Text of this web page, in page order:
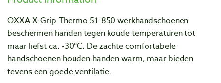
OXXA X-Grip-Thermo 51-850 werkhandschoenen
beschermen handen tegen koude temperaturen tot
maar liefst ca. -30°C. De zachte comfortabele
handschoenen houden handen warm, maar bieden
tevens een goede ventilatie.